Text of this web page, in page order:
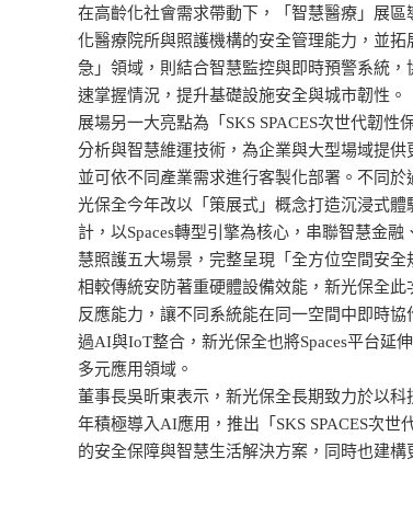
在高齡化社會需求帶動下，「智慧醫療」展
化醫療院所與照護機構的安全管理能力，並
急」領域，則結合智慧監控與即時預警系統
速掌握情況，提升基礎設施安全與城市韌性。
展場另一大亮點為「SKS SPACES次世代韌
分析與智慧維運技術，為企業與大型場域提供
並可依不同產業需求進行客製化部署。不同
光保全今年改以「策展式」概念打造沉浸式
計，以Spaces轉型引擎為核心，串聯智慧金
慧照護五大場景，完整呈現「全方位空間安全
相較傳統安防著重硬體設備效能，新光保全
反應能力，讓不同系統能在同一空間中即時
過AI與IoT整合，新光保全也將Spaces平台延
多元應用領域。
董事長吳昕東表示，新光保全長期致力於以
年積極導入AI應用，推出「SKS SPACES次
的安全保障與智慧生活解決方案，同時也建構